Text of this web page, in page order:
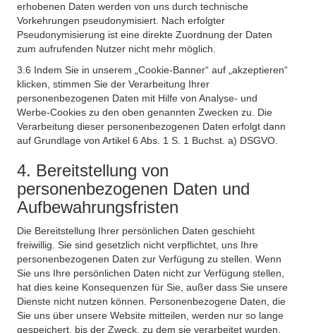
erhobenen Daten werden von uns durch technische
Vorkehrungen pseudonymisiert. Nach erfolgter
Pseudonymisierung ist eine direkte Zuordnung der Daten
zum aufrufenden Nutzer nicht mehr möglich.
3.6 Indem Sie in unserem „Cookie-Banner“ auf „akzeptieren“
klicken, stimmen Sie der Verarbeitung Ihrer
personenbezogenen Daten mit Hilfe von Analyse- und
Werbe-Cookies zu den oben genannten Zwecken zu. Die
Verarbeitung dieser personenbezogenen Daten erfolgt dann
auf Grundlage von Artikel 6 Abs. 1 S. 1 Buchst. a) DSGVO.
4. Bereitstellung von
personenbezogenen Daten und
Aufbewahrungsfristen
Die Bereitstellung Ihrer persönlichen Daten geschieht
freiwillig. Sie sind gesetzlich nicht verpflichtet, uns Ihre
personenbezogenen Daten zur Verfügung zu stellen. Wenn
Sie uns Ihre persönlichen Daten nicht zur Verfügung stellen,
hat dies keine Konsequenzen für Sie, außer dass Sie unsere
Dienste nicht nutzen können. Personenbezogene Daten, die
Sie uns über unsere Website mitteilen, werden nur so lange
gespeichert, bis der Zweck, zu dem sie verarbeitet wurden,